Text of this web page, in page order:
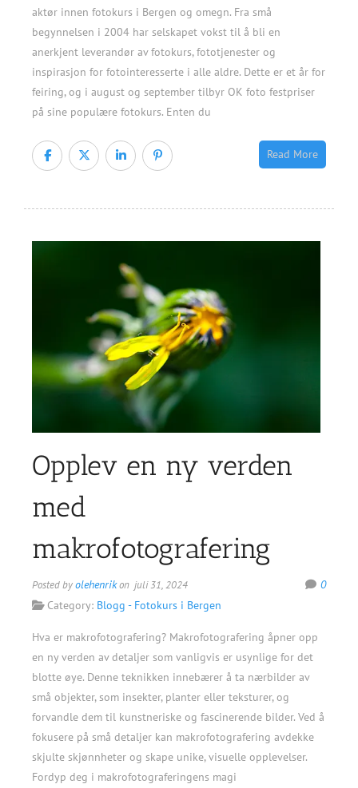
aktør innen fotokurs i Bergen og omegn. Fra små
begynnelsen i 2004 har selskapet vokst til å bli en
anerkjent leverandør av fotokurs, fototjenester og
inspirasjon for fotointeresserte i alle aldre. Dette er et år for
feiring, og i august og september tilbyr OK foto festpriser
på sine populære fotokurs. Enten du
Read More
Opplev en ny verden
med
makrofotografering
Posted byolehenrikon juli 31, 2024
0
Category: Blogg - Fotokurs i Bergen
Hva er makrofotografering? Makrofotografering åpner opp
en ny verden av detaljer som vanligvis er usynlige for det
blotte øye. Denne teknikken innebærer å ta nærbilder av
små objekter, som insekter, planter eller teksturer, og
forvandle dem til kunstneriske og fascinerende bilder. Ved å
fokusere på små detaljer kan makrofotografering avdekke
skjulte skjønnheter og skape unike, visuelle opplevelser.
Fordyp deg i makrofotograferingens magi